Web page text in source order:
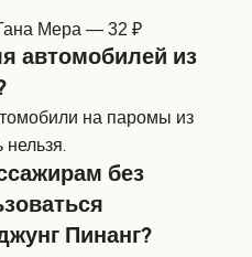
Мера — 32 ₽
автомобилей из
на паромы из
нельзя.
без
Пинанг?